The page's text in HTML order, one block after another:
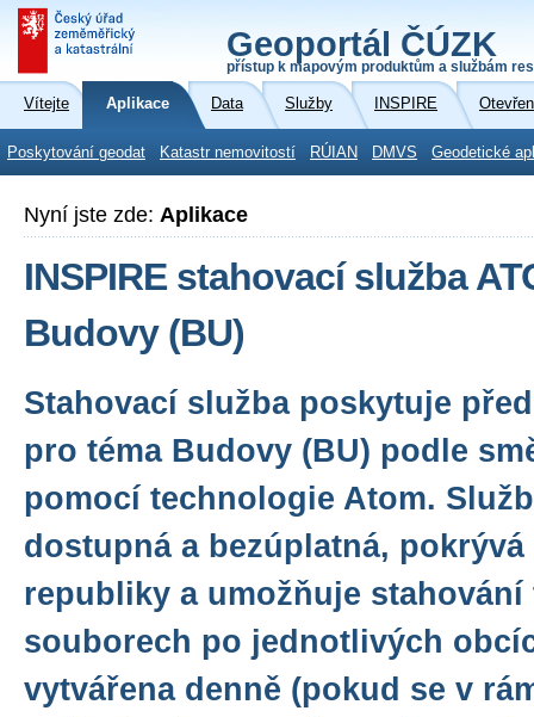
Geoportál ČÚZK
přístup k mapovým produktům a službám
Vítejte Aplikace Data Služby INSPIRE
Poskytování geodat Katastr nemovitostí RÚIAN DMVS Geodetické
Nyní jste zde: Aplikace
INSPIRE stahovací služba
Budovy (BU)
Stahovací služba poskytuje
pro téma Budovy (BU) podle
pomocí technologie Atom.
dostupná a bezúplatná, pokrývá
republiky a umožňuje stahování
souborech po jednotlivých
vytvářena denně (pokud se v